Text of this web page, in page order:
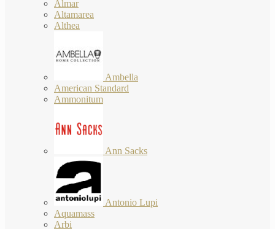
Almar
Altamarea
Althea
Ambella
American Standard
Ammonitum
Ann Sacks
Antonio Lupi
Aquamass
Arbi